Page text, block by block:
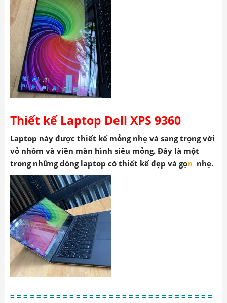
Thiết kế Laptop Dell XPS 9360
Laptop này được thiết kế mỏng nhẹ và sang trọng với
vỏ nhôm và viền màn hình siêu mỏng. Đây là một
trong những dòng laptop có thiết kế đẹp và gọn nhẹ.
= = = = = = = = = = = = = = = = = = = = = = = = = = = = = = =